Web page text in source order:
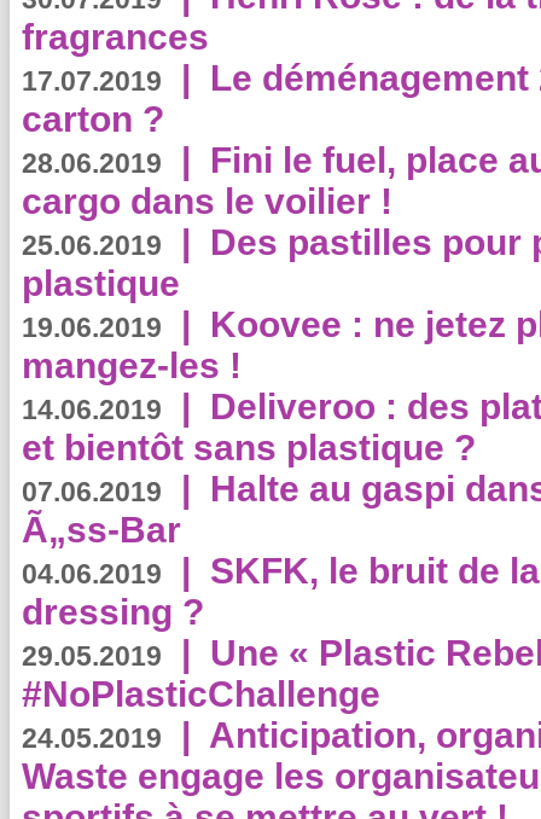
fragrances
17.07.2019 | Le
carton ?
28.06.2019 | Fini le fuel, place
cargo dans le voilier !
25.06.2019 | Des pastilles pour
plastique
19.06.2019 | Koovee : ne jetez
mangez-les !
14.06.2019 | Deliveroo : des
et bientôt sans plastique ?
07.06.2019 | Halte au gaspi
Ã„ss-Bar
04.06.2019 | SKFK, le bruit de
dressing ?
29.05.2019 | Une « Plastic
#NoPlasticChallenge
24.05.2019 | Anticipation,
Waste engage les